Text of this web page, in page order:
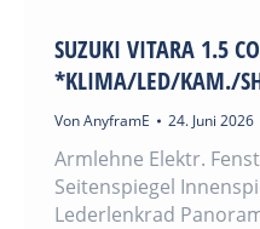
SUZUKI VITARA 1.5
*KLIMA/LED/KAM./
VonAnyframE 24. Juni 2026
Armlehne Elektr.
Seitenspiegel
Lederlenkrad